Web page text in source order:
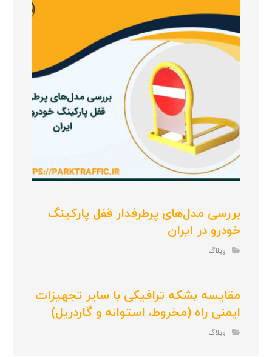
بررسی مدل‌های پرطرفدار قفل پارکینگ
خودرو در ایران
وبلاگ
مقایسه بشکه ترافیکی با سایر تجهیزات
ایمنی راه (مخروط، استوانه و گاردریل)
وبلاگ